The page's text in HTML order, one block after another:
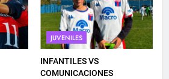
JUVENILES
INFANTILES VS
COMUNICACIONES
JUVENILES
TRASPIÉ DE VISITA